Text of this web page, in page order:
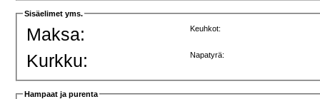
Sisäelimet yms.
Maksa: Keuhkot:
Kurkku: Napatyrä:
Hampaat ja purenta